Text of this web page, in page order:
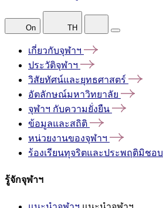
On TH
เกี่ยวกับจุฬาฯ
ประวัติจุฬาฯ
วิสัยทัศน์และยุทธศาสตร์
อัตลักษณ์มหาวิทยาลัย
จุฬาฯ กับความยั่งยืน
ข้อมูลและสถิติ
หน่วยงานของจุฬาฯ
ร้องเรียนทุจริตและประพฤติมิชอบ
รู้จักจุฬาฯ